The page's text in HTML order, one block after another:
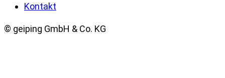
Kontakt
© geiping GmbH & Co. KG